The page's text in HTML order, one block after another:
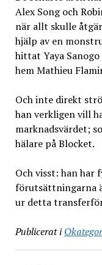
Alex Song och
när allt skulle
hjälp av en
hittat Yaya
hem Mathieu
Och inte direkt
han verkligen vill
marknadsvärdet;
hälare på Blocket.
Och visst: han har
förutsättningarna
ur detta
Publicerat i